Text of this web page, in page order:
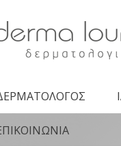
Lounge
-